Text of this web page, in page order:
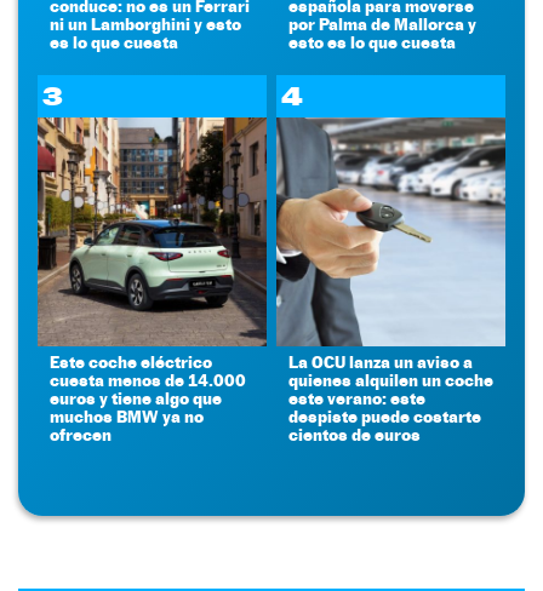
conduce: no es un Ferrari
ni un Lamborghini y esto
es lo que cuesta
española para moverse
por Palma de Mallorca y
esto es lo que cuesta
3
Este coche eléctrico
cuesta menos de 14.000
euros y tiene algo que
muchos BMW ya no
ofrecen
4
La OCU lanza un aviso a
quienes alquilen un coche
este verano: este
despiste puede costarte
cientos de euros